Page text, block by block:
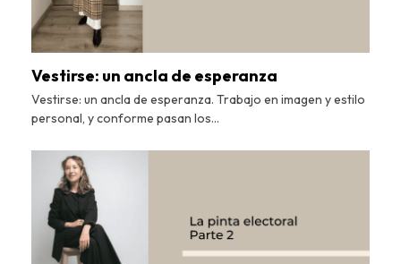
Vestirse: un ancla de esperanza
Vestirse: un ancla de esperanza. Trabajo en imagen y estilo
personal, y conforme pasan los…